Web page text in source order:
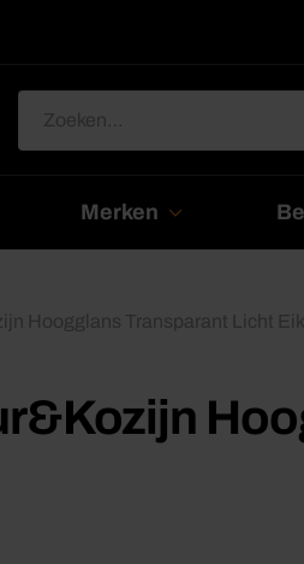
naar:
Merken
Hoogglans Transparant Licht